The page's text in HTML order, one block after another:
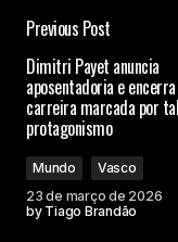
Previous Post
Dimitri Payet anuncia
aposentadoria e encerra
carreira marcada por
protagonismo
Mundo
Vasco
23 de março de 2026
by Tiago Brandão